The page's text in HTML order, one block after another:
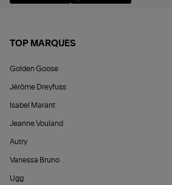
TOP MARQUES
Golden Goose
Jérôme Dreyfuss
Isabel Marant
Jeanne Vouland
Autry
Vanessa Bruno
Ugg